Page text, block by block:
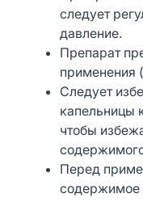
следует
давление.
Препарат
применения
Следует
капельницы
чтобы
Перед
содержимое